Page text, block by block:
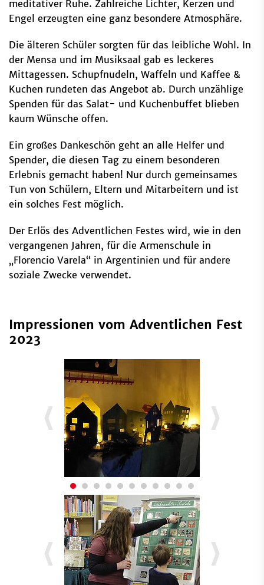
meditativer Ruhe. Zahlreiche Lichter, Kerzen und
Engel erzeugten eine ganz besondere Atmosphäre.
Die älteren Schüler sorgten für das leibliche Wohl. In
der Mensa und im Musiksaal gab es leckeres
Mittagessen. Schupfnudeln, Waffeln und Kaffee &
Kuchen rundeten das Angebot ab. Durch unzählige
Spenden für das Salat- und Kuchenbuffet blieben
kaum Wünsche offen.
Ein großes Dankeschön geht an alle Helfer und
Spender, die diesen Tag zu einem besonderen
Erlebnis gemacht haben! Nur durch gemeinsames
Tun von Schülern, Eltern und Mitarbeitern und ist
ein solches Fest möglich.
Der Erlös des Adventlichen Festes wird, wie in den
vergangenen Jahren, für die Armenschule in
„Florencio Varela“ in Argentinien und für andere
soziale Zwecke verwendet.
Impressionen vom Adventlichen Fest
2023